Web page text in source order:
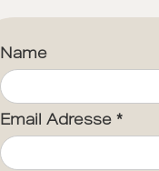
Name
Email Adresse *